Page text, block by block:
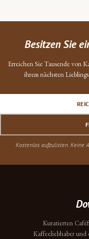
Besitzen Sie
Erreichen Sie Tausende von
ihrem nächsten
Kostenlos aufzulisten. Keine
Kuratierten
Kaffeeliebhaber